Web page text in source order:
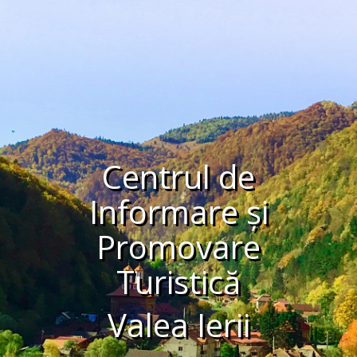
Centrul de
Informare și
Promovare
Turistică
Valea Ierii